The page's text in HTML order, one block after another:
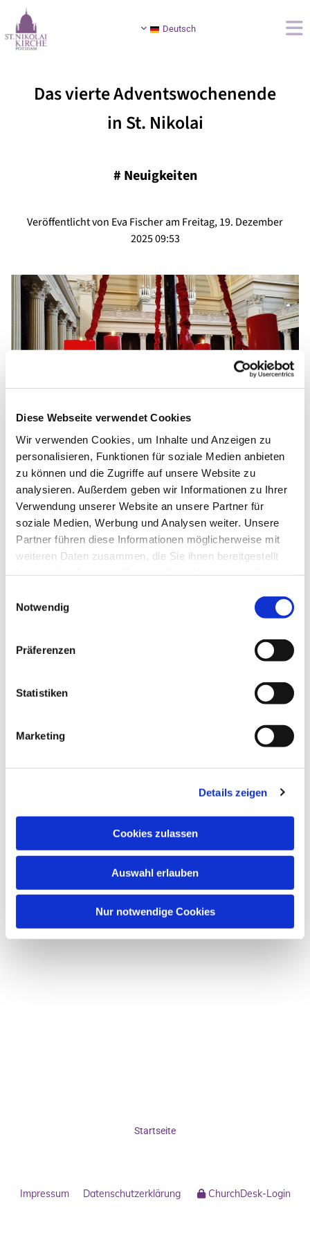
Diese Webseite verwendet Cookies
Wir verwenden Cookies, um Inhalte und Anzeigen zu
personalisieren, Funktionen für soziale Medien anbieten
zu können und die Zugriffe auf unsere Website zu
analysieren. Außerdem geben wir Informationen zu Ihrer
Verwendung unserer Website an unsere Partner für
soziale Medien, Werbung und Analysen weiter. Unsere
Partner führen diese Informationen möglicherweise mit
weiteren Daten zusammen, die Sie ihnen bereitgestellt
Notwendig
Präferenzen
Statistiken
Marketing
Details zeigen
Cookies zulassen
Auswahl erlauben
Nur notwendige Cookies
Deutsch
Das vierte Adventswochenende
in St. Nikolai
# Neuigkeiten
Veröffentlicht von Eva Fischer am Freitag, 19. Dezember
2025 09:53
Das vierte Adventswochenende in St. Nikolai
Zum Ende der Adventszeit ist in St. Nikolai nochmal
richtig viel los: Am Abend des 19. Dezember erwarten wir
die Wiener Sängerknaben zum Konzert (Restkarten an
der Abendkasse) und am Sonntag laden wir zum
traditionellen Adventssingen der Potsdamer Chöre ein
(ausverkauft). Dazwischen herzlich willkommen in der
beachten Sie
unsere eingeschränkten Öffnungszeiten
Dies könnte Sie auch interessieren
Startseite
Impressum Datenschutzerklärung ChurchDesk-Login